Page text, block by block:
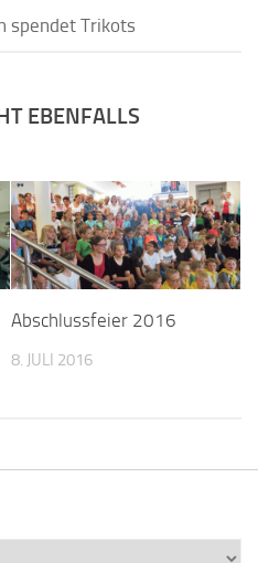
spendet Trikots
EBENFALLS
Abschlussfeier 2016
8. JULI 2016